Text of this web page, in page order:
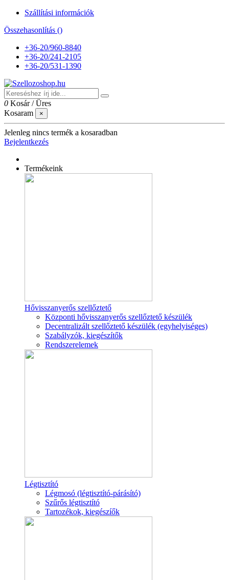
Szállítási információk
Összehasonlítás ()
+36-20/960-8840
+36-20/241-2105
+36-20/531-1390
0 Kosár /Üres
Kosaram
×
Jelenleg nincs termék a kosaradban
Bejelentkezés
Termékeink
Hővisszanyerős szellőztető
Központi hővisszanyerős szellőztető készülék
Decentralizált szellőztető készülék (egyhelyiséges)
Szabályzók, kiegészítők
Rendszerelemek
Légtisztító
Légmosó (légtisztító-párásító)
Szűrős légtisztító
Tartozékok, kiegészíők